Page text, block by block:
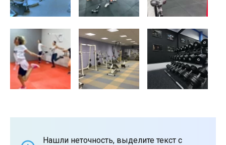
Нашли неточность, выделите текст с